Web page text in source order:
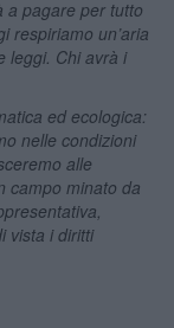
a pagare per tutto
respiriamo un’aria
leggi. Chi avrà i
ed ecologica:
nelle condizioni
alle
campo minato da
vista i diritti